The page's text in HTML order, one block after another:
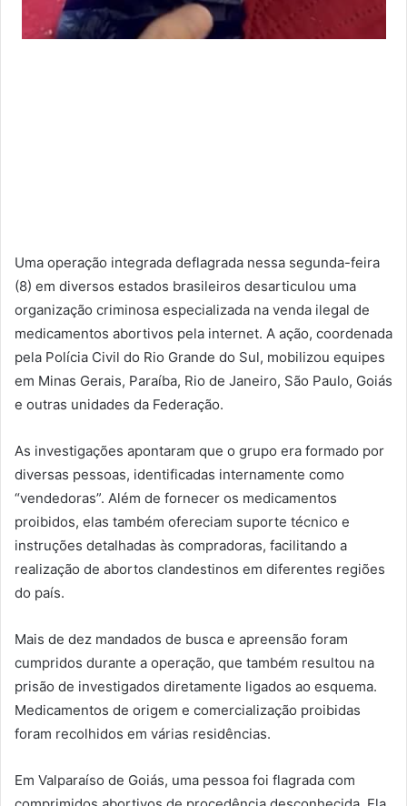
Uma operação integrada deflagrada nessa segunda-feira
(8) em diversos estados brasileiros desarticulou uma
organização criminosa especializada na venda ilegal de
medicamentos abortivos pela internet. A ação, coordenada
pela Polícia Civil do Rio Grande do Sul, mobilizou equipes
em Minas Gerais, Paraíba, Rio de Janeiro, São Paulo, Goiás
e outras unidades da Federação.
As investigações apontaram que o grupo era formado por
diversas pessoas, identificadas internamente como
“vendedoras”. Além de fornecer os medicamentos
proibidos, elas também ofereciam suporte técnico e
instruções detalhadas às compradoras, facilitando a
realização de abortos clandestinos em diferentes regiões
do país.
Mais de dez mandados de busca e apreensão foram
cumpridos durante a operação, que também resultou na
prisão de investigados diretamente ligados ao esquema.
Medicamentos de origem e comercialização proibidas
foram recolhidos em várias residências.
Em Valparaíso de Goiás, uma pessoa foi flagrada com